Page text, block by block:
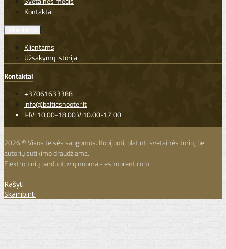
Kontaktai
Klientams
Užsakymų istorija
Kontaktai
+37061633388
info@balticshooter.lt
I-IV: 10.00-18.00 V:10.00-17.00
2026 © Visos teisės saugomos. Kopijuoti, platinti svetainės turinį be
autorių sutikimo draudžiama.
Elektroninių parduotuvių nuoma-eshoprent.com
Rašyti
Skambinti